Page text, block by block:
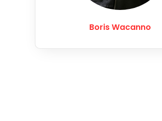
Boris Wacanno